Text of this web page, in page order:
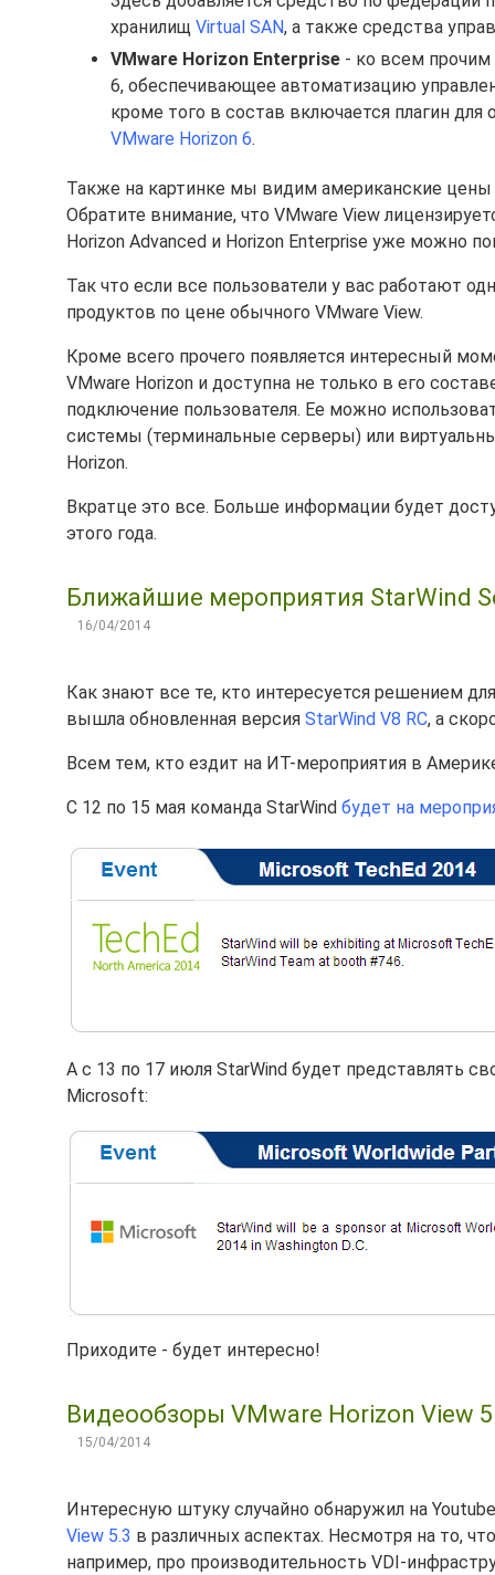
хранилищ Virtual SAN, а также средства
VMware Horizon Enterprise - ко всем прочим
6, обеспечивающее автоматизацию
кроме того в состав включается плагин
VMware Horizon 6.
Также на картинке мы видим американские
Обратите внимание, что VMware View
Horizon Advanced и Horizon Enterprise уже можно
Так что если все пользователи у вас работают
продуктов по цене обычного VMware View.
Кроме всего прочего появляется интересный
VMware Horizon и доступна не только в его
подключение пользователя. Ее можно
системы (терминальные серверы) или
Horizon.
Вкратце это все. Больше информации будет
этого года.
Ближайшие мероприятия StarWind
16/04/2014
Как знают все те, кто интересуется решением
вышла обновленная версия StarWind V8 RC, а
Всем тем, кто ездит на ИТ-мероприятия в
С 12 по 15 мая команда StarWind будет на
А с 13 по 17 июля StarWind будет представлять
Microsoft:
Приходите - будет интересно!
Видеообзоры VMware Horizon View
15/04/2014
Интересную штуку случайно обнаружил на
View 5.3 в различных аспектах. Несмотря на то,
например, про производительность VDI-